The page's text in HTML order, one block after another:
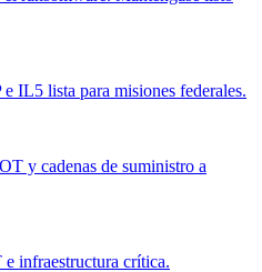
IL5 lista para misiones federales.
y cadenas de suministro a
e infraestructura crítica.